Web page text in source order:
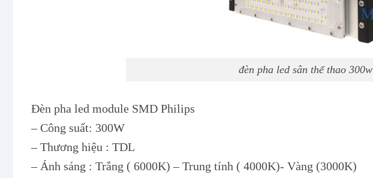
đèn pha led sân thể thao 300w
Đèn pha led module SMD Philips
– Công suất: 300W
– Thương hiệu : TDL
– Ánh sáng : Trắng ( 6000K) – Trung tính ( 4000K)- Vàng (3000K)